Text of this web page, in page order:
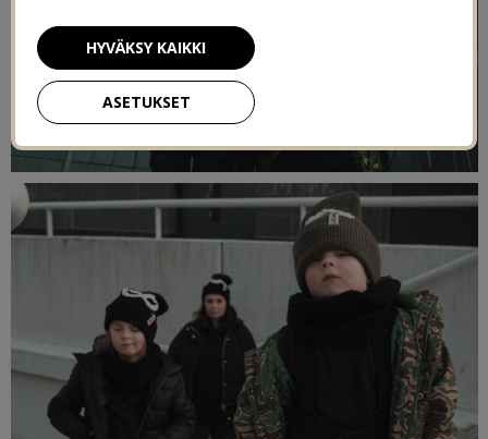
ASETUKSET
HYVÄKSY KAIKKI